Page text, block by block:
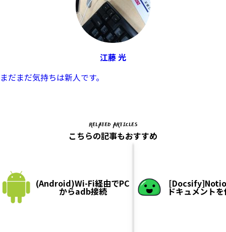
江藤 光
まだまだ気持ちは新人です。
RELATED ARTICLES
こちらの記事もおすすめ
(Android)Wi-Fi経由でPC
からadb接続 ドキュメント